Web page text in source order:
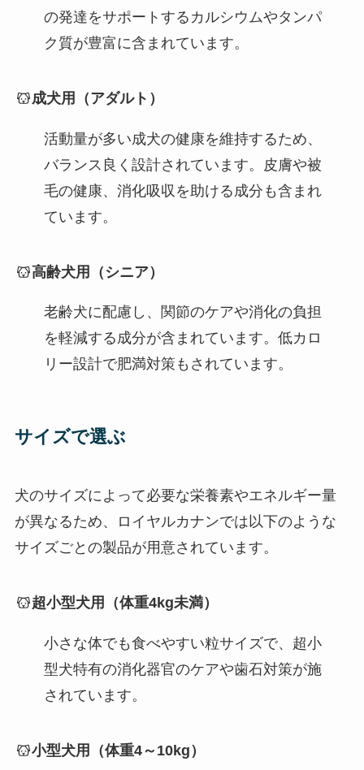
の発達をサポートするカルシウムやタンパ
ク質が豊富に含まれています。
成犬用（アダルト）
活動量が多い成犬の健康を維持するため、
バランス良く設計されています。皮膚や被
毛の健康、消化吸収を助ける成分も含まれ
ています。
高齢犬用（シニア）
老齢犬に配慮し、関節のケアや消化の負担
を軽減する成分が含まれています。低カロ
リー設計で肥満対策もされています。
サイズで選ぶ
犬のサイズによって必要な栄養素やエネルギー量
が異なるため、ロイヤルカナンでは以下のような
サイズごとの製品が用意されています。
超小型犬用（体重4kg未満）
小さな体でも食べやすい粒サイズで、超小
型犬特有の消化器官のケアや歯石対策が施
されています。
小型犬用（体重4～10kg）